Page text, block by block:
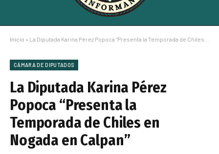
Inicio » La Diputada Karina Pérez Popoca “Presenta la Temporada de Chiles en Nogada en Calpan”
CÁMARA DE DIPUTADOS
La Diputada Karina Pérez
Popoca “Presenta la
Temporada de Chiles en
Nogada en Calpan”